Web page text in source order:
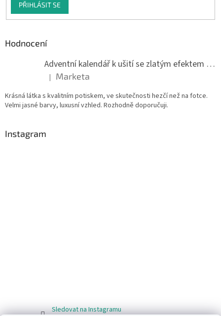
PŘIHLÁSIT SE
Hodnocení
Adventní kalendář k ušití se zlatým efektem 042Q
Hodnocení produktu je 5 z 5 hvězdiček.
| Marketa
Krásná látka s kvalitním potiskem, ve skutečnosti hezčí než na fotce.
Velmi jasné barvy, luxusní vzhled. Rozhodně doporučuji.
Instagram
Sledovat na Instagramu